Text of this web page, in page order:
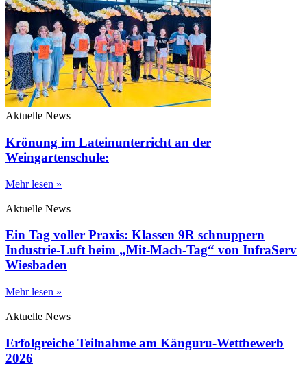
Aktuelle News
Krönung im Lateinunterricht an der
Weingartenschule:
Mehr lesen »
Aktuelle News
Ein Tag voller Praxis: Klassen 9R schnuppern
Industrie-Luft beim „Mit-Mach-Tag“ von InfraServ
Wiesbaden
Mehr lesen »
Aktuelle News
Erfolgreiche Teilnahme am Känguru-Wettbewerb
2026